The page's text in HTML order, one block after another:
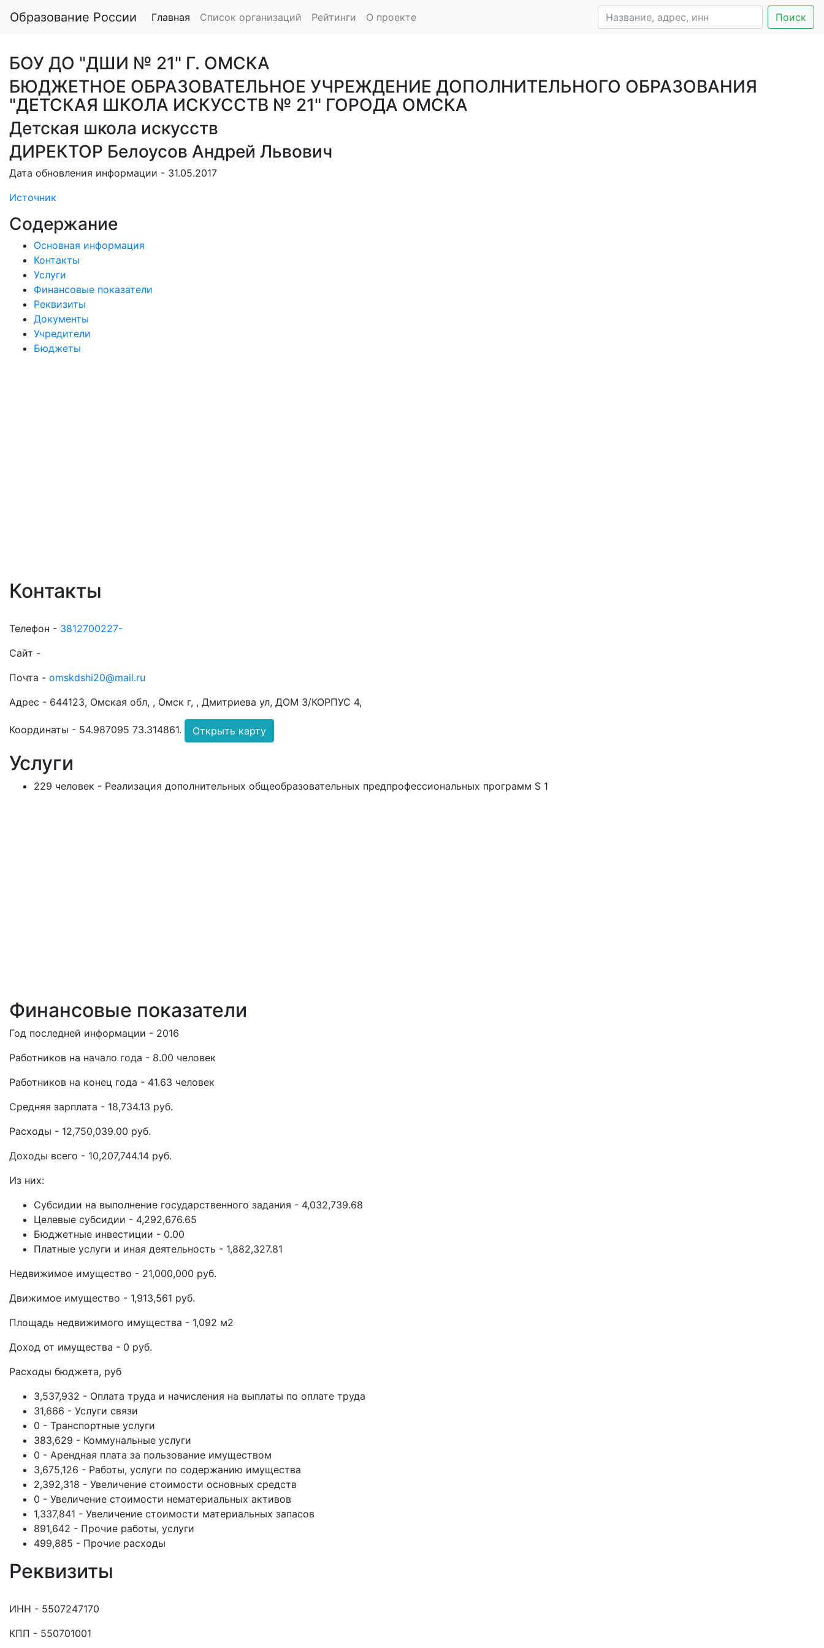
Образование России Главная Список организаций Рейтинги О проекте Поиск
БОУ ДО "ДШИ № 21" Г. ОМСКА
БЮДЖЕТНОЕ ОБРАЗОВАТЕЛЬНОЕ УЧРЕЖДЕНИЕ ДОПОЛНИТЕЛЬНОГО ОБРАЗОВАНИЯ
"ДЕТСКАЯ ШКОЛА ИСКУССТВ № 21" ГОРОДА ОМСКА
Детская школа искусств
ДИРЕКТОР Белоусов Андрей Львович
Дата обновления информации - 31.05.2017
Источник
Содержание
Основная информация
Контакты
Услуги
Финансовые показатели
Реквизиты
Документы
Учредители
Бюджеты
Контакты
Телефон - 3812700227-
Сайт -
Почта - omskdshi20@mail.ru
Адрес - 644123, Омская обл, , Омск г, , Дмитриева ул, ДОМ 3/КОРПУС 4,
Координаты - 54.987095 73.314861. Открыть карту
Услуги
229 человек - Реализация дополнительных общеобразовательных предпрофессиональных программ S 1
Финансовые показатели
Год последней информации - 2016
Работников на начало года - 8.00 человек
Работников на конец года - 41.63 человек
Средняя зарплата - 18,734.13 руб.
Расходы - 12,750,039.00 руб.
Доходы всего - 10,207,744.14 руб.
Из них:
Субсидии на выполнение государственного задания - 4,032,739.68
Целевые субсидии - 4,292,676.65
Бюджетные инвестиции - 0.00
Платные услуги и иная деятельность - 1,882,327.81
Недвижимое имущество - 21,000,000 руб.
Движимое имущество - 1,913,561 руб.
Площадь недвижимого имущества - 1,092 м2
Доход от имущества - 0 руб.
Расходы бюджета, руб
3,537,932 - Оплата труда и начисления на выплаты по оплате труда
31,666 - Услуги связи
0 - Транспортные услуги
383,629 - Коммунальные услуги
0 - Арендная плата за пользование имуществом
3,675,126 - Работы, услуги по содержанию имущества
2,392,318 - Увеличение стоимости основных средств
0 - Увеличение стоимости нематериальных активов
1,337,841 - Увеличение стоимости материальных запасов
891,642 - Прочие работы, услуги
499,885 - Прочие расходы
Реквизиты
ИНН - 5507247170
КПП - 550701001